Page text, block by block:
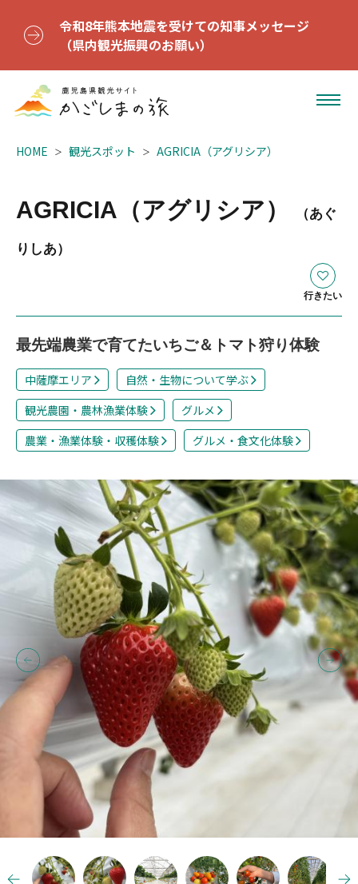
令和8年熊本地震を受けての知事メッセージ
（県内観光振興のお願い）
HOME 観光スポット AGRICIA（アグリシア）
AGRICIA（アグリシア） （あぐ
りしあ）
行きたい
最先端農業で育てたいちご＆トマト狩り体験
中薩摩エリア
自然・生物について学ぶ
観光農園・農林漁業体験
グルメ
農業・漁業体験・収穫体験
グルメ・食文化体験